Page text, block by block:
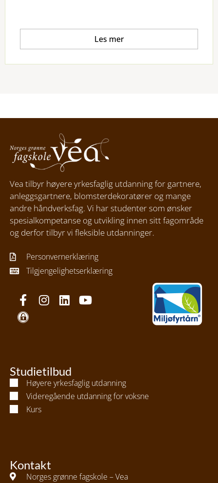
Les mer
Vea tilbyr høyere yrkesfaglig utdanning for gartnere,
anleggsgartnere, blomsterdekoratører og mange
andre håndverksfag. Vi har studenter som ønsker
spesialkompetanse og utvikling innen sitt fagområde
og derfor tilbyr vi fleksible utdanninger.
Personvernerklæring
Tilgjengelighetserklæring
Studietilbud
Høyere yrkesfaglig utdanning
Videregående utdanning for voksne
Kurs
Kontakt
Norges grønne fagskole – Vea